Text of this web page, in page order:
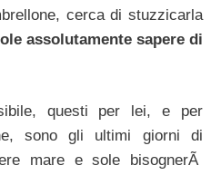
cerca di stuzzicarla
assolutamente sapere di
questi per lei, e per
sono gli ultimi giorni di
mare e sole bisognerÃ